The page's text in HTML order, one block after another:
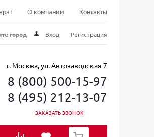
О компании Контакты
город Вход Регистрация
г. Москва, ул. Автозаводская 7
8 (800) 500-15-97
8 (495) 212-13-07
ЗАКАЗАТЬ ЗВОНОК
0